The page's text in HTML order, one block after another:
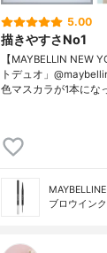
5.00
描きやすさNo1
【MAYBELLIN NEW
トデュオ」
色マスカラが1本にな
ブロウイン